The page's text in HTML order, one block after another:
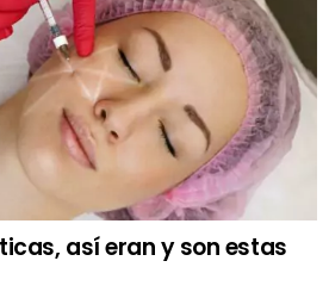
así eran y son estas